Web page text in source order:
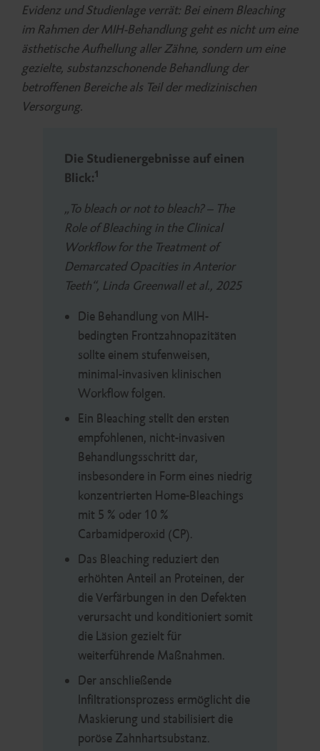
Evidenz und Studienlage verrät: Bei einem Bleaching
im Rahmen der MIH-Behandlung geht es nicht um eine
ästhetische Aufhellung aller Zähne, sondern um eine
gezielte, substanzschonende Behandlung der
betroffenen Bereiche als Teil der medizinischen
Versorgung.
Die Studienergebnisse auf einen
Blick:1
„To bleach or not to bleach? – The
Role of Bleaching in the Clinical
Workflow for the Treatment of
Demarcated Opacities in Anterior
Teeth“, Linda Greenwall et al., 2025
Die Behandlung von MIH-
bedingten Frontzahnopazitäten
sollte einem stufenweisen,
minimal-invasiven klinischen
Workflow folgen.
Ein Bleaching stellt den ersten
empfohlenen, nicht-invasiven
Behandlungsschritt dar,
insbesondere in Form eines niedrig
konzentrierten Home-Bleachings
mit 5 % oder 10 %
Carbamidperoxid (CP).
Das Bleaching reduziert den
erhöhten Anteil an Proteinen, der
die Verfärbungen in den Defekten
verursacht und konditioniert somit
die Läsion gezielt für
weiterführende Maßnahmen.
Der anschließende
Infiltrationsprozess ermöglicht die
Maskierung und stabilisiert die
poröse Zahnhartsubstanz.